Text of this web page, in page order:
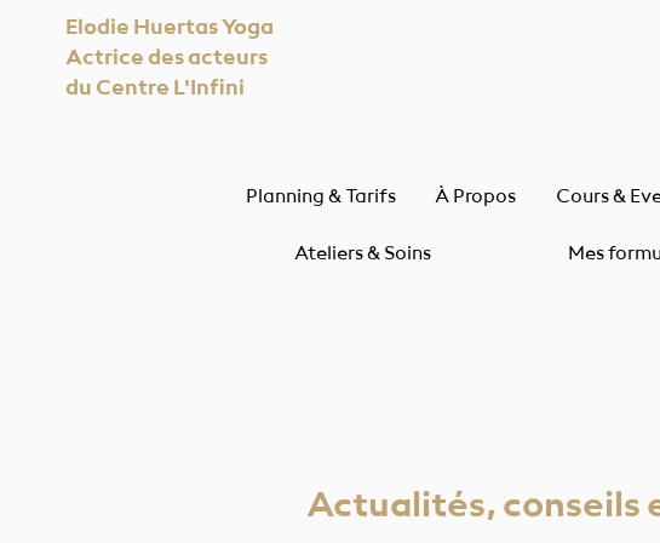
Elodie Huertas Yoga
Actrice des acteurs
du Centre L'Infini
Planning & Tarifs À Propos Cours &
Ateliers & Soins Mes
Actualités, conseils